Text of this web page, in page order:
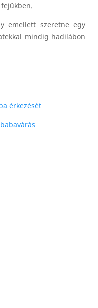
emellett szeretne egy
mindig hadilábon
érkezését